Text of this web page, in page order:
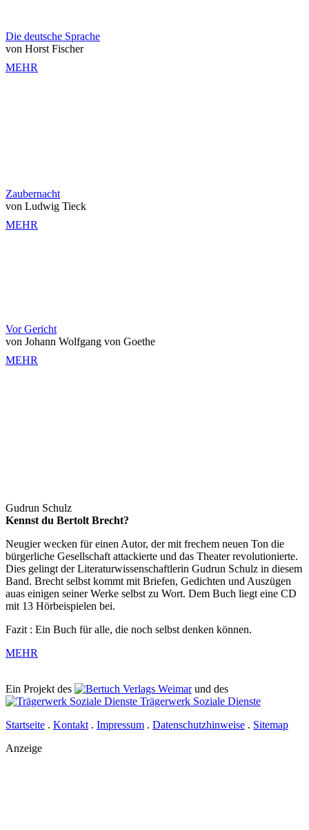
Die deutsche Sprache
von Horst Fischer
MEHR
Zaubernacht
von Ludwig Tieck
MEHR
Vor Gericht
von Johann Wolfgang von Goethe
MEHR
Gudrun Schulz
Kennst du Bertolt Brecht?
Neugier wecken für einen Autor, der mit frechem neuen Ton die
bürgerliche Gesellschaft attackierte und das Theater revolutionierte.
Dies gelingt der Literaturwissenschaftlerin Gudrun Schulz in diesem
Band. Brecht selbst kommt mit Briefen, Gedichten und Auszügen
auas einigen seiner Werke selbst zu Wort. Dem Buch liegt eine CD
mit 13 Hörbeispielen bei.
Fazit : Ein Buch für alle, die noch selbst denken können.
MEHR
Ein Projekt des Verlags Weimarund des
Trägerwerk Soziale Dienste
Startseite . Kontakt . Impressum . Datenschutzhinweise . Sitemap
Anzeige